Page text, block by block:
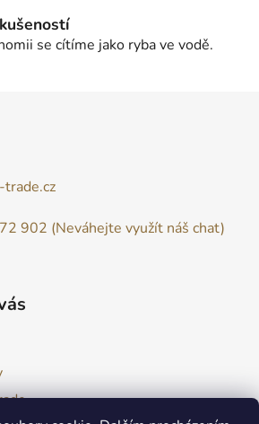
p
i
s
se cítíme jako ryba ve vodě.
902 (Neváhejte využít náš chat)